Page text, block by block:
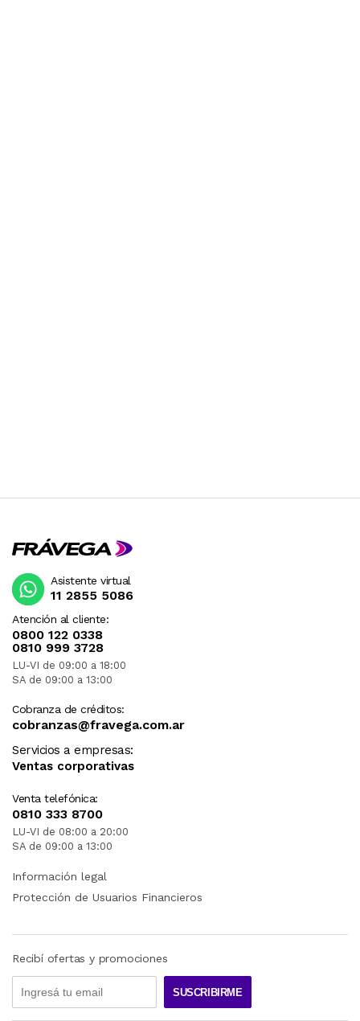
Atención al cliente:
0800 122 0338
0810 999 3728
LU-VI de 09:00 a 18:00
SA de 09:00 a 13:00
Cobranza de créditos:
cobranzas@fravega.com.ar
Servicios a empresas:
Ventas corporativas
Venta telefónica:
0810 333 8700
LU-VI de 08:00 a 20:00
SA de 09:00 a 13:00
Asistente virtual
11 2855 5086
Información legal
Protección de Usuarios Financieros
Recibí ofertas y promociones
SUSCRIBIRME